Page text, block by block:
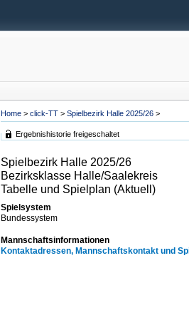
Home > click-TT > Spielbezirk Halle 2025/26 >
Ergebnishistorie freigeschaltet
Spielbezirk Halle 2025/26
Bezirksklasse Halle/Saalekreis
Tabelle und Spielplan (Aktuell)
Spielsystem
Bundessystem
Mannschaftsinformationen
Kontaktadressen, Mannschaftskontakt und